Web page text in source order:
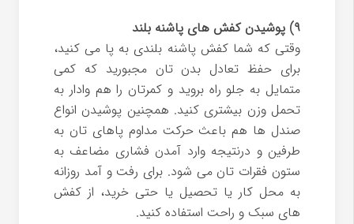
۹) پوشیدن کفش های پاشنه بلند
وقتی که شما کفش پاشنه بلندی به پا می کنید،
برای حفظ تعادل بدن تان مجبورید که کمی
متمایل به جلو راه بروید و کمرتان را هم وادار به
تحمل وزن بیشتری کنید. همچنین پوشیدن انواع
صندل ها هم باعث حرکت مداوم پاهای تان به
طرفین و درنتیجه وارد آمدن فشاری مضاعف به
ستون فقرات تان می شود. برای رفت و آمد روزانه
به محل کار یا تحصیل یا حتی خرید، از کفش
های سبک و راحت استفاده کنید.